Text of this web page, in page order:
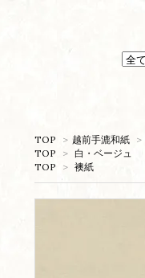
TOP > 越前手漉和紙 >
TOP
> 白・ベージュ
TOP
> 襖紙